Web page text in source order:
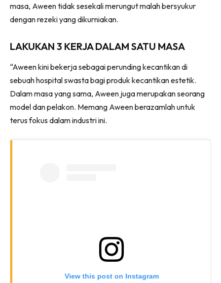
masa, Aween tidak sesekali merungut malah bersyukur
dengan rezeki yang dikurniakan.
LAKUKAN 3 KERJA DALAM SATU MASA
“Aween kini bekerja sebagai perunding kecantikan di
sebuah hospital swasta bagi produk kecantikan estetik.
Dalam masa yang sama, Aween juga merupakan seorang
model dan pelakon. Memang Aween berazamlah untuk
terus fokus dalam industri ini.
View this post on Instagram